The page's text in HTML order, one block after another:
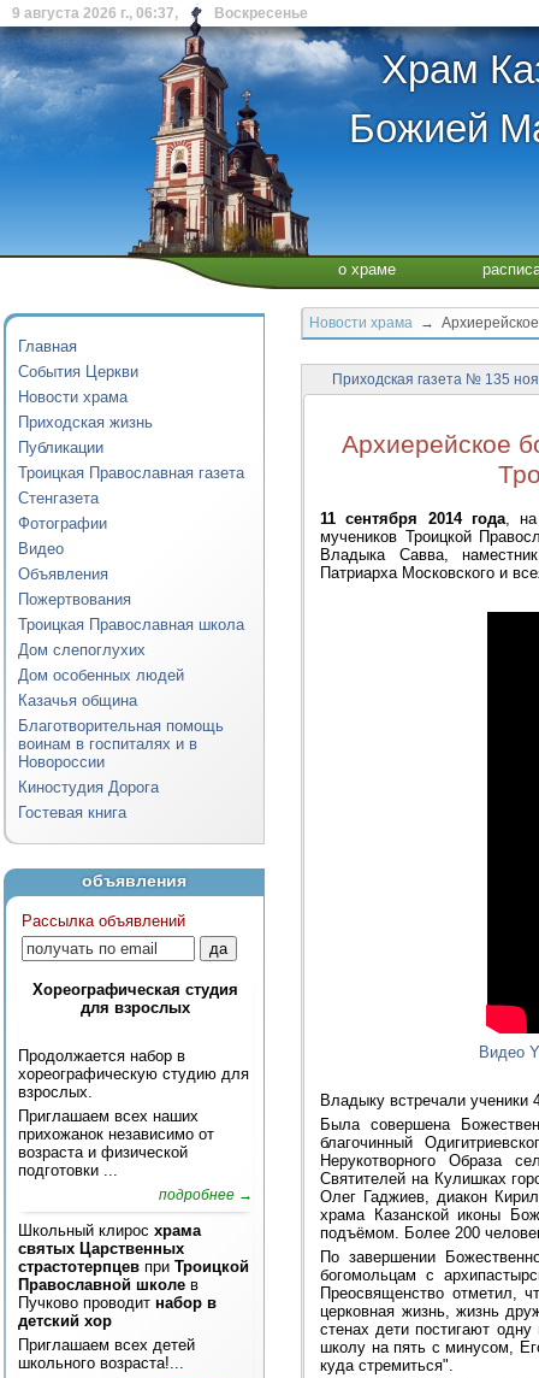
9 августа 2026 г., 06:37, Воскресенье
Храм
Божией
о храме
Главная
События Церкви
Новости храма
Приходская жизнь
Публикации
Троицкая Православная газета
Стенгазета
Фотографии
Видео
Объявления
Пожертвования
Троицкая Православная школа
Дом слепоглухих
Дом особенных людей
Казачья община
Благотворительная помощь
воинам в госпиталях и в
Новороссии
Киностудия Дорога
Гостевая книга
объявления
Рассылка объявлений
Хореографическая студия
для взрослых
Продолжается набор в
хореографическую студию для
взрослых.
Приглашаем всех наших
прихожанок независимо от
возраста и физической
подготовки ...
подробнее →
Школьный клирос храма
святых Царственных
страстотерпцев при Троицкой
Православной школе в
Пучково проводит набор в
детский хор
Приглашаем всех детей
школьного возраста!...
Новости храма → Архиерейское
Приходская газета № 135
Архиерейское
11 сентября 2014 года, на
мучеников Троицкой
Владыка Савва,
Патриарха Московского и
Видео
Владыку встречали ученики
Была совершена
благочинный
Нерукотворного Образа
Святителей на Кулишках
Олег Гаджиев, диакон
храма Казанской иконы
подъёмом. Более 200
По завершении
богомольцам с
Преосвященство отметил,
церковная жизнь, жизнь
стенах дети постигают
школу на пять с минусом,
куда стремиться".